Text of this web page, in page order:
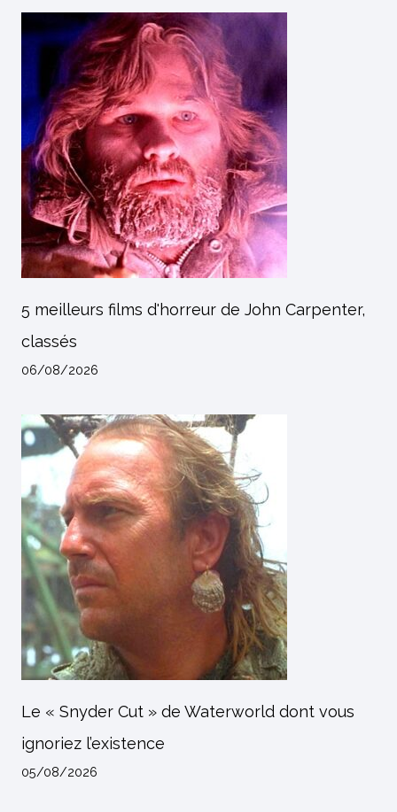
5 meilleurs films d'horreur de John Carpenter,
classés
06/08/2026
Le « Snyder Cut » de Waterworld dont vous
ignoriez l’existence
05/08/2026